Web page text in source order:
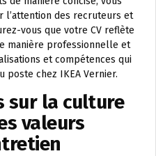
l’attention des recruteurs et
vous que votre CV reflète
manière professionnelle et
et compétences qui
poste chez IKEA Vernier.
sur la culture
valeurs